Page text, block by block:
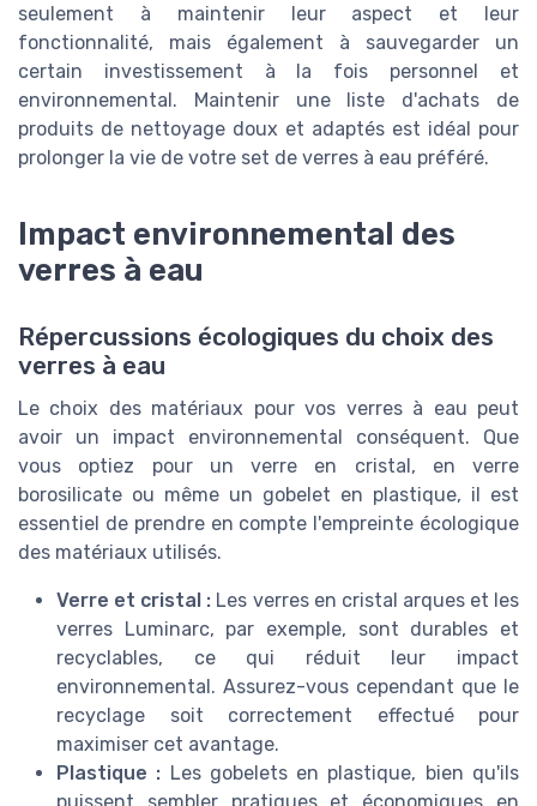
seulement à maintenir leur aspect et leur
fonctionnalité, mais également à sauvegarder un
certain investissement à la fois personnel et
environnemental. Maintenir une liste d'achats de
produits de nettoyage doux et adaptés est idéal pour
prolonger la vie de votre set de verres à eau préféré.
Impact environnemental des
verres à eau
Répercussions écologiques du choix des
verres à eau
Le choix des matériaux pour vos verres à eau peut
avoir un impact environnemental conséquent. Que
vous optiez pour un verre en cristal, en verre
borosilicate ou même un gobelet en plastique, il est
essentiel de prendre en compte l'empreinte écologique
des matériaux utilisés.
Verre et cristal : Les verres en cristal arques et les
verres Luminarc, par exemple, sont durables et
recyclables, ce qui réduit leur impact
environnemental. Assurez-vous cependant que le
recyclage soit correctement effectué pour
maximiser cet avantage.
Plastique : Les gobelets en plastique, bien qu'ils